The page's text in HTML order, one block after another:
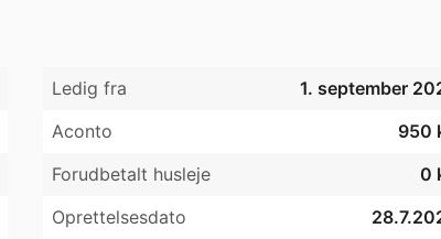
Ledig fra
1. september
Aconto
950
Forudbetalt husleje
0
Oprettelsesdato